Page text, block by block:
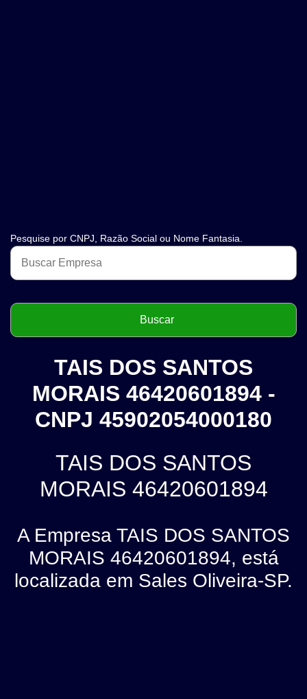
Pesquise por CNPJ, Razão Social ou Nome Fantasia.
TAIS DOS SANTOS
MORAIS 46420601894 -
CNPJ 45902054000180
TAIS DOS SANTOS
MORAIS 46420601894
A Empresa TAIS DOS SANTOS
MORAIS 46420601894, está
localizada em Sales Oliveira-SP.